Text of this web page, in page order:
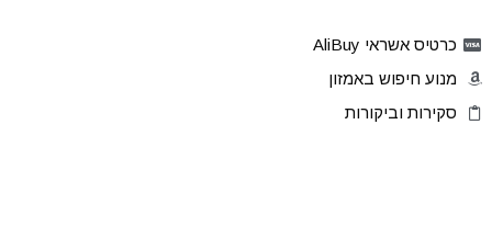
כרטיס אשראי AliBuy
מנוע חיפוש באמזון
סקירות וביקורות